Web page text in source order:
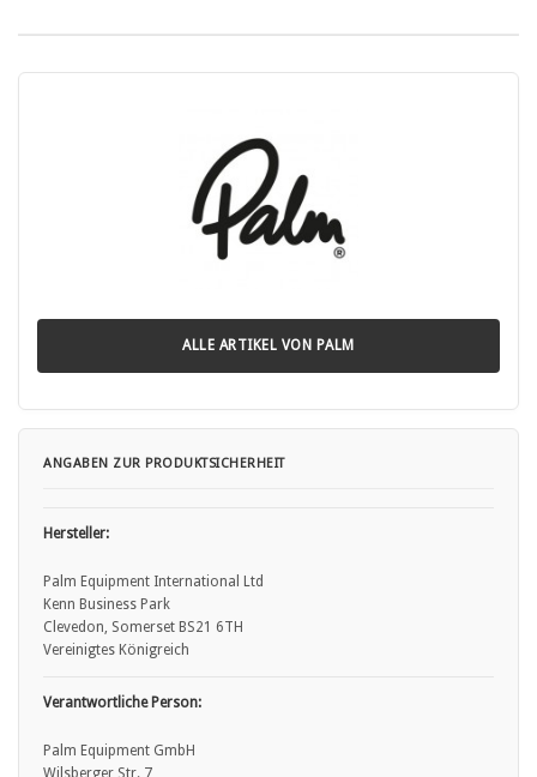
ALLE ARTIKEL VON PALM
ANGABEN ZUR PRODUKTSICHERHEIT
Hersteller:
Palm Equipment International Ltd
Kenn Business Park
Clevedon, Somerset BS21 6TH
Vereinigtes Königreich
Verantwortliche Person:
Palm Equipment GmbH
Wilsberger Str. 7